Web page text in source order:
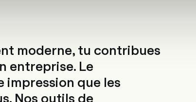
moderne, tu contribues
entreprise. Le
que les
Nos outils de